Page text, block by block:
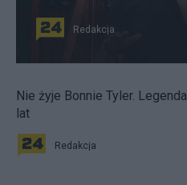
Redakcja
Nie żyje Bonnie Tyler.
lat
Redakcja